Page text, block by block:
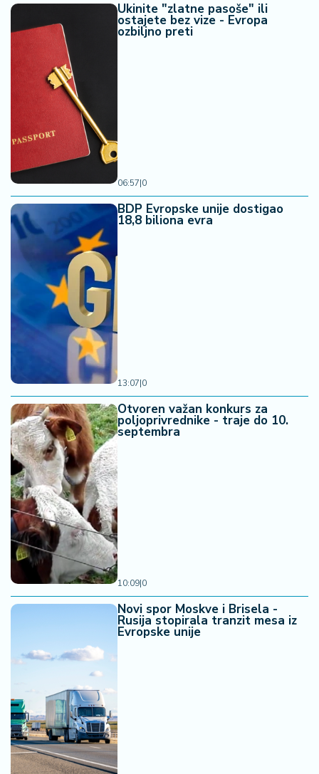
Ukinite "zlatne pasoše" ili
ostajete bez vize - Evropa
ozbiljno preti
06:57|0
BDP Evropske unije dostigao
18,8 biliona evra
13:07|0
Otvoren važan konkurs za
poljoprivrednike - traje do 10.
septembra
10:09|0
Novi spor Moskve i Brisela -
Rusija stopirala tranzit mesa iz
Evropske unije